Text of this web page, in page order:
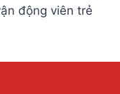
động viên trẻ